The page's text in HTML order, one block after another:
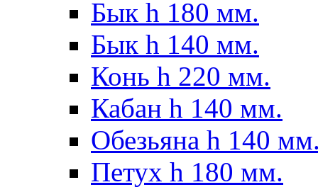
Бык h 180 мм.
Бык h 140 мм.
Конь h 220 мм.
Кабан h 140 мм.
Обезьяна h 140
Петух h 180 мм.